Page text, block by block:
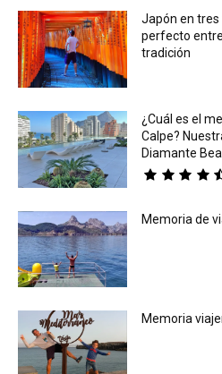
Japón en
perfecto
tradición
¿Cuál es el
Calpe?
Diamante
Memoria de
Memoria